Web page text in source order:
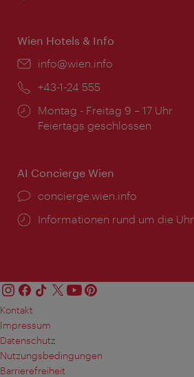
Wien Hotels & Info
Email:
info@wien.info
Telefon:
+43-1-24 555
Öffnungszeiten:
Montag - Freitag 9 – 17 Uhr
Feiertags geschlossen
AI Concierge Wien
Ort:
concierge.wien.info
Öffnungszeiten:
Informationen rund um die Uhr
Kontakt
Impressum
Datenschutz
Nutzungsbedingungen
Barrierefreiheit